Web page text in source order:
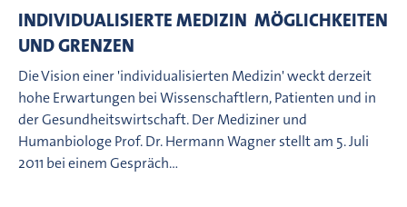
INDIVIDUALISIERTE MEDIZIN  MÖGLICHKEITEN
UND GRENZEN
Die Vision einer 'individualisierten Medizin' weckt derzeit
hohe Erwartungen bei Wissenschaftlern, Patienten und in
der Gesundheitswirtschaft. Der Mediziner und
Humanbiologe Prof. Dr. Hermann Wagner stellt am 5. Juli
2011 bei einem Gespräch…